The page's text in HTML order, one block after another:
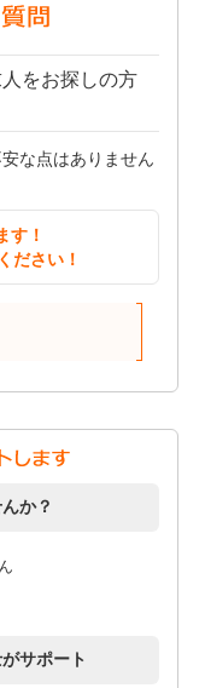
をお探しの方
な点はありません
す！
ださい！
か？
サポート